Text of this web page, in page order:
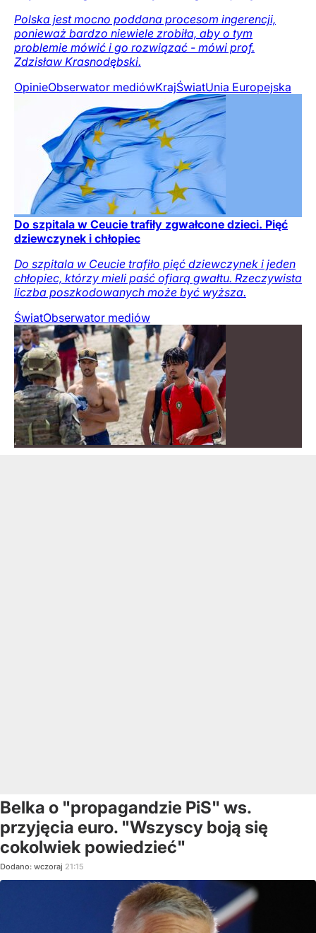
Polska jest mocno poddana procesom ingerencji,
ponieważ bardzo niewiele zrobiła, aby o tym
problemie mówić i go rozwiązać - mówi prof.
Zdzisław Krasnodębski.
OpinieObserwator mediówKrajŚwiatUnia Europejska
Do szpitala w Ceucie trafiły zgwałcone dzieci. Pięć
dziewczynek i chłopiec
Do szpitala w Ceucie trafiło pięć dziewczynek i jeden
chłopiec, którzy mieli paść ofiarą gwałtu. Rzeczywista
liczba poszkodowanych może być wyższa.
ŚwiatObserwator mediów
Belka o "propagandzie PiS" ws.
przyjęcia euro. "Wszyscy boją się
cokolwiek powiedzieć"
Dodano: wczoraj 21:15